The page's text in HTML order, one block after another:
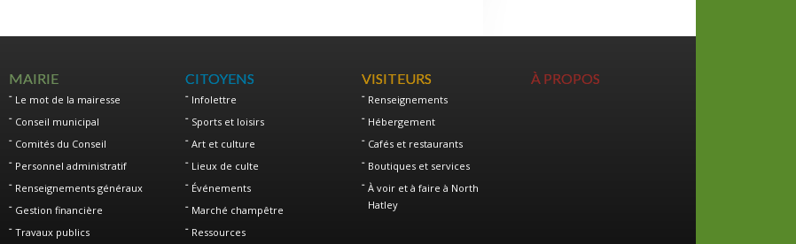
MAIRIE
Le mot de la mairesse
Conseil municipal
Comités du Conseil
Personnel administratif
Renseignements généraux
Gestion financière
Travaux publics
CITOYENS
Infolettre
Sports et loisirs
Art et culture
Lieux de culte
Événements
Marché champêtre
Ressources
VISITEURS
Renseignements
Hébergement
Cafés et restaurants
Boutiques et services
À voir et à faire à North
Hatley
À PROPOS